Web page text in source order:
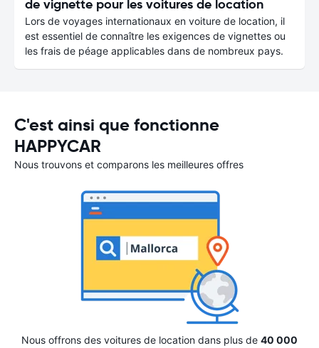
de vignette pour les voitures de location
Lors de voyages internationaux en voiture de location, il
est essentiel de connaître les exigences de vignettes ou
les frais de péage applicables dans de nombreux pays.
C'est ainsi que fonctionne
HAPPYCAR
Nous trouvons et comparons les meilleures offres
Nous offrons des voitures de location dans plus de 40 000